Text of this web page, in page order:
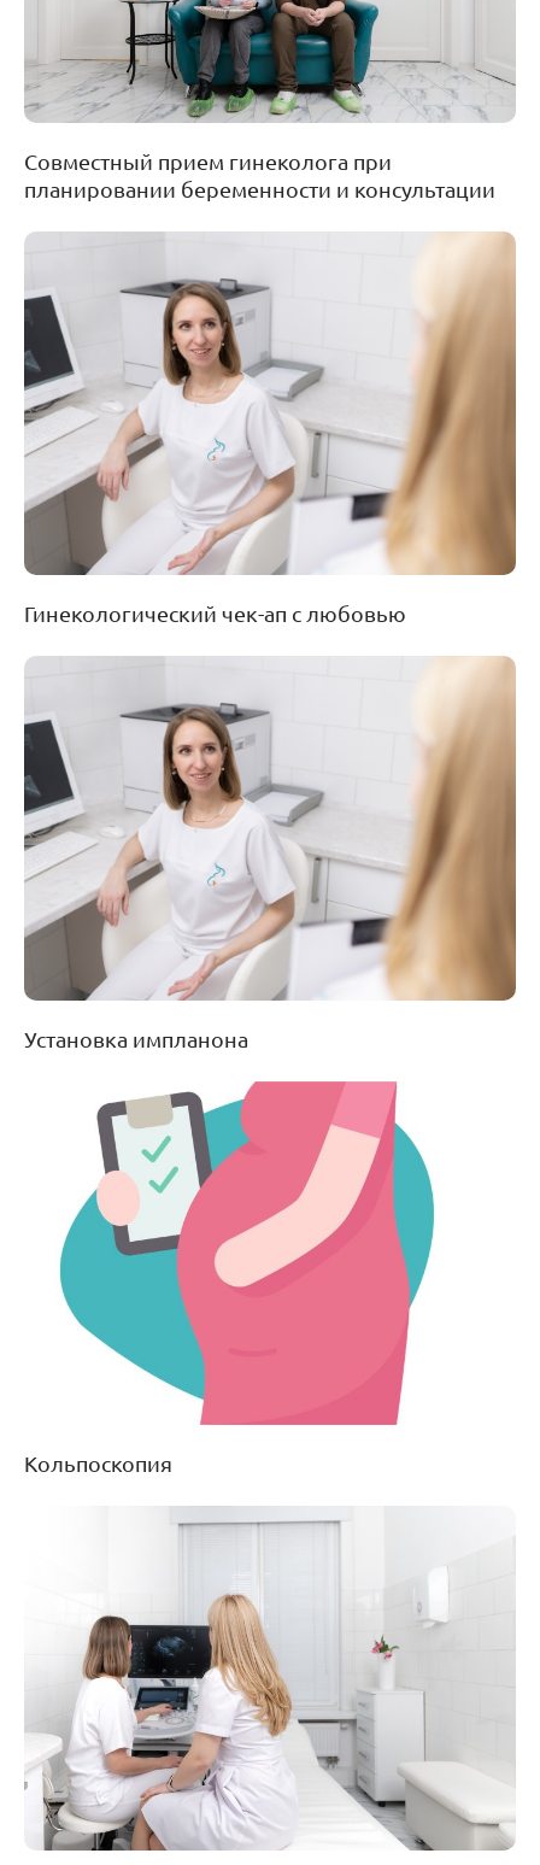
Совместный прием гинеколога при
планировании беременности и консультации
Гинекологический чек-ап с любовью
Установка импланона
Кольпоскопия